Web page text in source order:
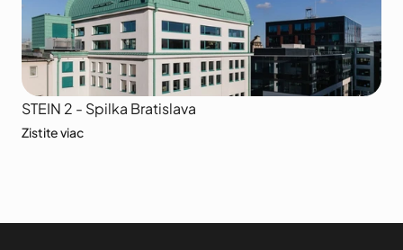
STEIN 2 - Spilka Bratislava
Zistite viac